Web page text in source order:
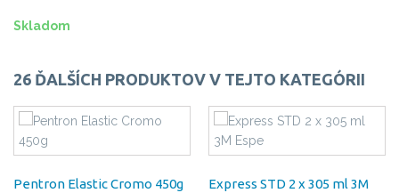
Skladom
26 ĎALŠÍCH PRODUKTOV V TEJTO KATEGÓRII
Pentron Elastic Cromo 450g
Express STD 2 x 305 ml 3M